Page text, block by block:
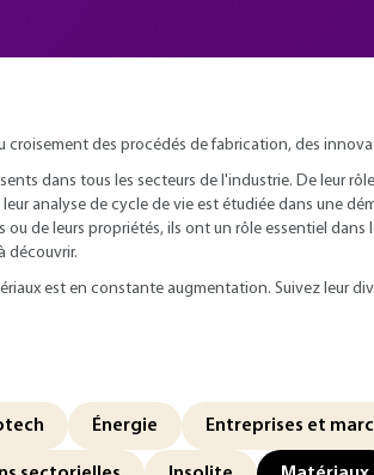
croisement des procédés de fabrication, des
dans tous les secteurs de l'industrie. De leur
analyse de cycle de vie est étudiée dans une
de leurs propriétés, ils ont un rôle essentiel
découvrir.
est en constante augmentation. Suivez leur
Énergie Entreprises et